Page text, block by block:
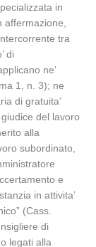
in
tra
di
ne’
1, n. 3); ne
di gratuita’
del lavoro
alla
subordinato,
e
in attivita’
(Cass.
di
legati alla